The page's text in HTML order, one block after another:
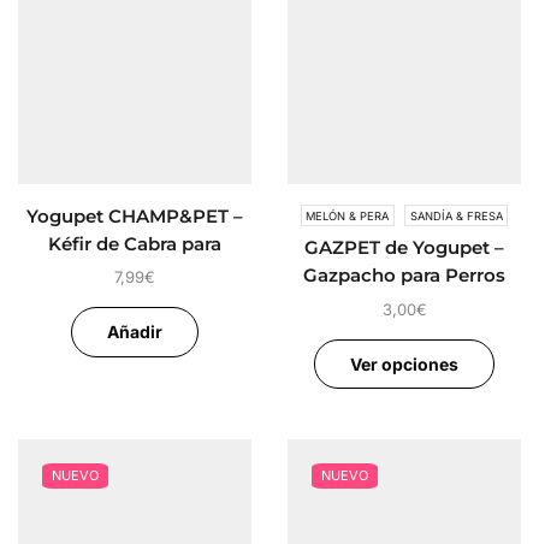
Yogupet CHAMP&PET –
Kéfir de Cabra para
Perros
7,99€
Añadir
MELÓN & PERA SANDÍA & FRESA
GAZPET de Yogupet –
Gazpacho para Perros
3,00€
Ver opciones
NUEVO NUEVO